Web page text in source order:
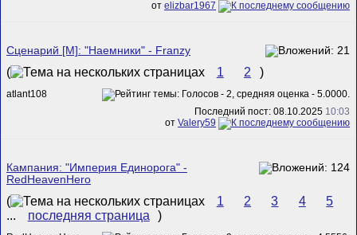
от elizbar1967
Сценарий [M]: "Наемники" - Franzy
( 1 2 )
atlant108
Последний пост: 08.10.2025 10:03
от Valery59
Кампания: "Империя Единорога" -
RedHeavenHero
( 1 2 3 4
5
...
последняя страница )